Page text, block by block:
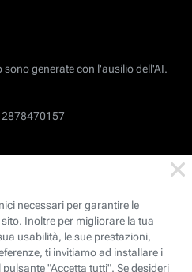
sono generate con l'ausilio dell'AI.